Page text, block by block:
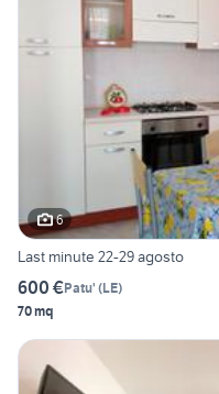
6
Last minute 22-29 agosto
600 €Patu' (LE)
70 mq